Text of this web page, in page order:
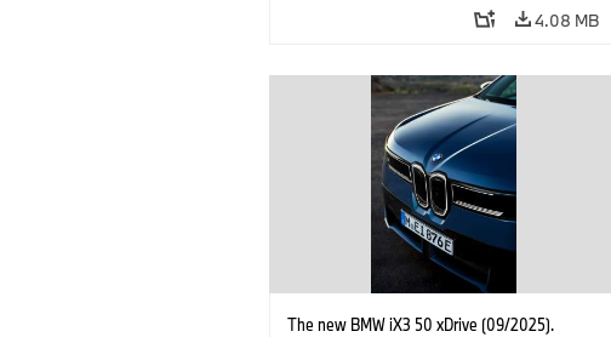
4.08 MB
The new BMW iX3 50 xDrive (09/2025).